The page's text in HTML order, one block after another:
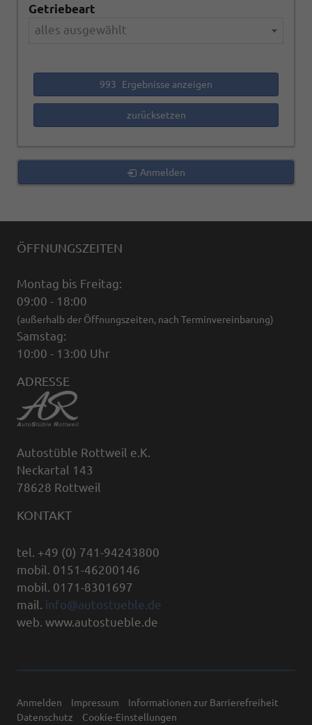
Getriebeart
alles ausgewählt
993 Ergebnisse anzeigen
zurücksetzen
Anmelden
ÖFFNUNGSZEITEN
Montag bis Freitag:
09:00 - 18:00
(außerhalb der Öffnungszeiten, nach Terminvereinbarung)
Samstag:
10:00 - 13:00 Uhr
ADRESSE
Autostüble Rottweil e.K.
Neckartal 143
78628 Rottweil
KONTAKT
tel. +49 (0) 741-94243800
mobil. 0151-46200146
mobil. 0171-8301697
mail. info@autostueble.de
web. www.autostueble.de
Anmelden Impressum
Informationen zur Barrierefreiheit
Datenschutz
Cookie-Einstellungen